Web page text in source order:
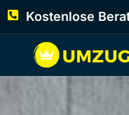
Kostenlose